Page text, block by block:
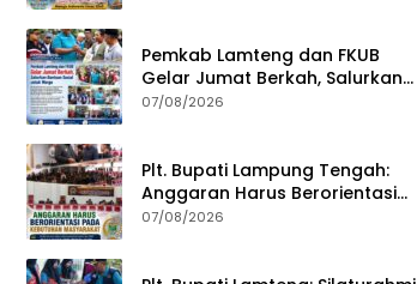
Pemkab Lamteng dan FKUB
Gelar Jumat Berkah, Salurkan
Bantuan Sosial untuk Warga
07/08/2026
Plt. Bupati Lampung Tengah:
Anggaran Harus Berorientasi
pada Kebutuhan Masyarakat
07/08/2026